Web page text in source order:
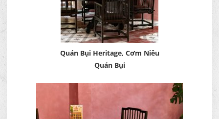
Quán Bụi Heritage, Cơm Niêu
Quán Bụi